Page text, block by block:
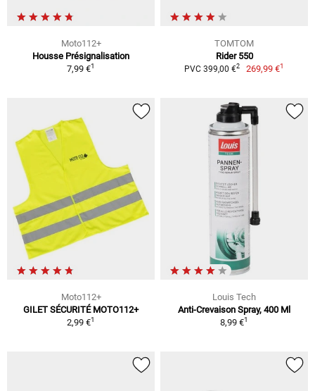
Moto112+
Housse Présignalisation
7,99 €1
TOMTOM
Rider 550
PVC 399,00 €2 269,99 €1
Moto112+
GILET SÉCURITÉ MOTO112+
2,99 €1
Louis Tech
Anti-Crevaison Spray, 400 Ml
8,99 €1